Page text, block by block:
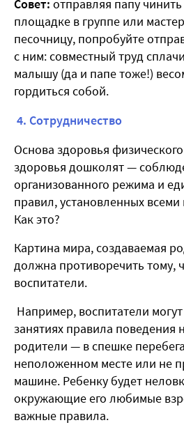
Совет: отправляя папу
площадке в группе или
песочницу, попробуйте
с ним: совместный труд
малышу (да и папе тоже!)
гордиться собой.
4. Сотрудничество
Основа здоровья
здоровья дошколят —
организованного режима и
правил, установленных
Как это?
Картина мира, создаваемая
должна противоречить тому,
воспитатели.
Например, воспитатели
занятиях правила поведения
родители — в спешке
неположенном месте или не
машине. Ребенку будет
окружающие его любимые
важные правила.